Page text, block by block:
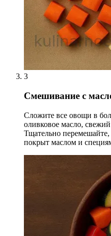
3
Смешивание с
Сложите все овощи в
оливковое масло,
Тщательно
покрыт маслом и